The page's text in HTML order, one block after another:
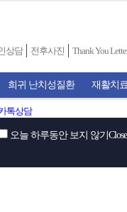
상담 전후사진 Thank You
희귀 난치성질환 재활치
오늘 하루동안 보지 않기 Close